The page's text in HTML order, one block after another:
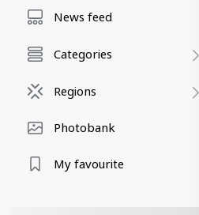
News feed
Categories
Regions
Photobank
My favourite